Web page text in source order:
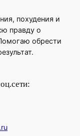
похудения и
правду о
обрести